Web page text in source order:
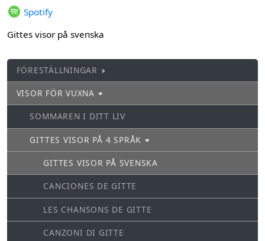
Spotify
Gittes visor på svenska
FÖRESTÄLLNINGAR
VISOR FÖR VUXNA
SOMMAREN I DITT LIV
GITTES VISOR PÅ 4 SPRÅK
GITTES VISOR PÅ SVENSKA
CANCIONES DE GITTE
LES CHANSONS DE GITTE
CANZONI DI GITTE